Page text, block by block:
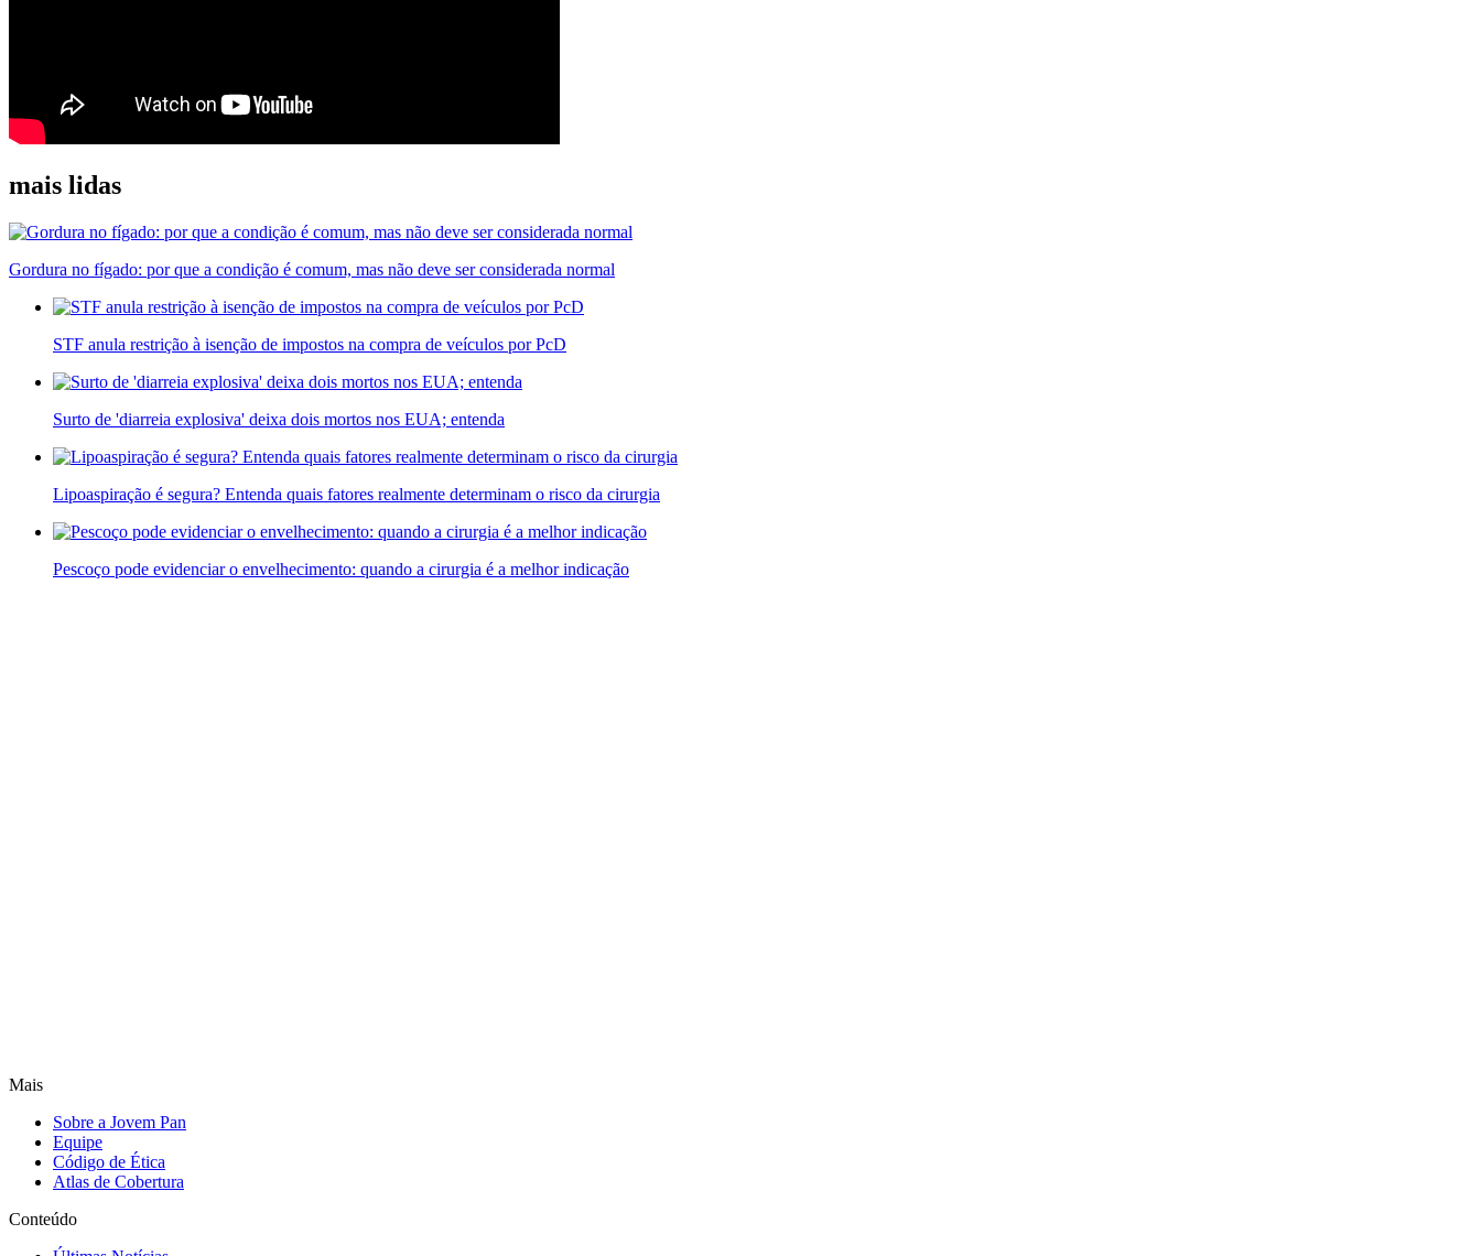
mais lidas
Gordura no fígado: por que a condição é comum, mas não deve ser considerada normal
STF anula restrição à isenção de impostos na compra de veículos por PcD
Surto de 'diarreia explosiva' deixa dois mortos nos EUA; entenda
Lipoaspiração é segura? Entenda quais fatores realmente determinam o risco da cirurgia
Pescoço pode evidenciar o envelhecimento: quando a cirurgia é a melhor indicação
Mais
Sobre a Jovem Pan
Equipe
Código de Ética
Atlas de Cobertura
Conteúdo